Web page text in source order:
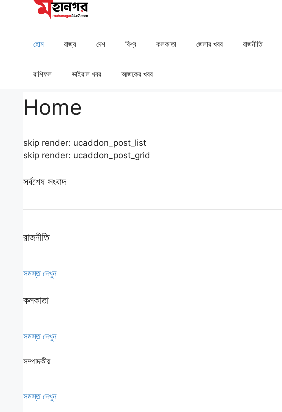
হোম রাজ্য দেশ ⁠বিশ্ব কলকাতা ⁠⁠জেলার খবর রাজনীতি
রাশিফল ⁠⁠ভাইরাল খবর আজকের খবর
Home
skip render: ucaddon_post_list
skip render: ucaddon_post_grid
সর্বশেষ সংবাদ
রাজনীতি
সমস্ত দেখুন
কলকাতা
সমস্ত দেখুন
সম্পাদকীয়
সমস্ত দেখুন